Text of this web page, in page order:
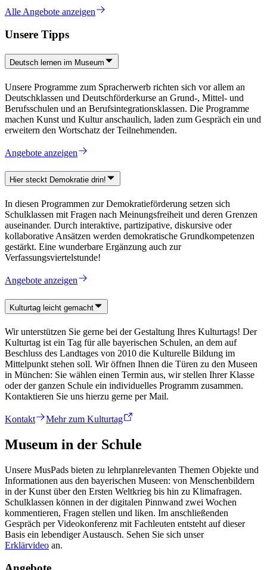
Alle Angebote anzeigen
Unsere Tipps
Deutsch lernen im Museum
Unsere Programme zum Spracherwerb richten sich vor allem an
Deutschklassen und Deutschförderkurse an Grund-, Mittel- und
Berufsschulen und an Berufsintegrationsklassen. Die Programme
machen Kunst und Kultur anschaulich, laden zum Gespräch ein und
erweitern den Wortschatz der Teilnehmenden.
Angebote anzeigen
Hier steckt Demokratie drin!
In diesen Programmen zur Demokratieförderung setzen sich
Schulklassen mit Fragen nach Meinungsfreiheit und deren Grenzen
auseinander. Durch interaktive, partizipative, diskursive oder
kollaborative Ansätzen werden demokratische Grundkompetenzen
gestärkt. Eine wunderbare Ergänzung auch zur
Verfassungsviertelstunde!
Angebote anzeigen
Kulturtag leicht gemacht
Wir unterstützen Sie gerne bei der Gestaltung Ihres Kulturtags! Der
Kulturtag ist ein Tag für alle bayerischen Schulen, an dem auf
Beschluss des Landtages von 2010 die Kulturelle Bildung im
Mittelpunkt stehen soll. Wir öffnen Ihnen die Türen zu den Museen
in München: Sie wählen einen Termin aus, wir stellen Ihrer Klasse
oder der ganzen Schule ein individuelles Programm zusammen.
Kontaktieren Sie uns hierzu gerne per Mail.
Kontakt Mehr zum Kulturtag
Museum in der Schule
Unsere MusPads bieten zu lehrplanrelevanten Themen Objekte und
Informationen aus den bayerischen Museen: von Menschenbildern
in der Kunst über den Ersten Weltkrieg bis hin zu Klimafragen.
Schulklassen können in der digitalen Pinnwand zwei Wochen
kommentieren, Fragen stellen und liken. Im anschließenden
Gespräch per Videokonferenz mit Fachleuten entsteht auf dieser
Basis ein lebendiger Austausch. Sehen Sie sich unser
Erklärvideo an.